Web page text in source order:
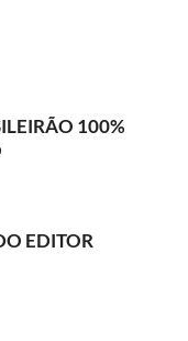
100%
EDITOR